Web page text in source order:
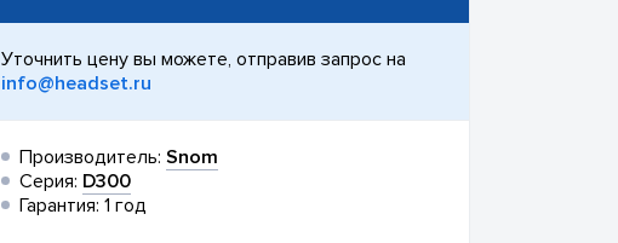
Уточнить цену вы можете, отправив запрос на
info@headset.ru
Производитель: Snom
Серия: D300
Гарантия: 1 год